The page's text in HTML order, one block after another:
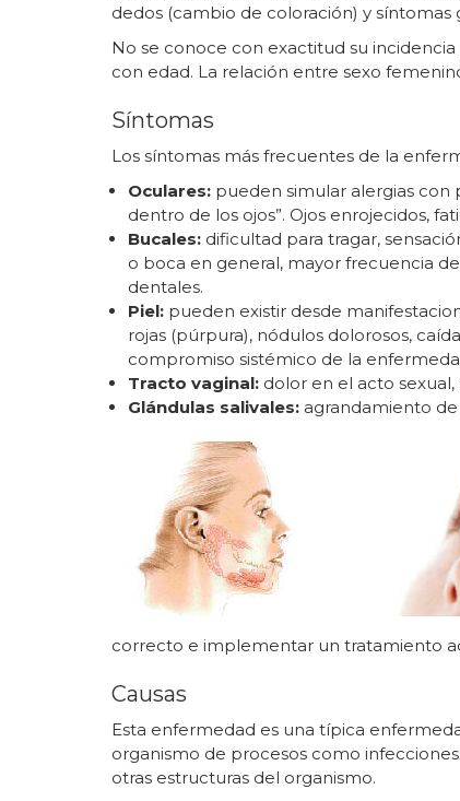
dedos (cambio de coloración) y
No se conoce con exactitud su
con edad. La relación entre sexo
Síntomas
Los síntomas más frecuentes de la
Oculares: pueden simular alergias con
dentro de los ojos”. Ojos enrojecidos,
Bucales: dificultad para tragar,
o boca en general, mayor frecuencia
dentales.
Piel: pueden existir desde
rojas (púrpura), nódulos dolorosos,
compromiso sistémico de la
Tracto vaginal: dolor en el acto
Glándulas salivales: agrandamiento de
correcto e implementar un tratamiento
Causas
Esta enfermedad es una típica
organismo de procesos como
otras estructuras del organismo.